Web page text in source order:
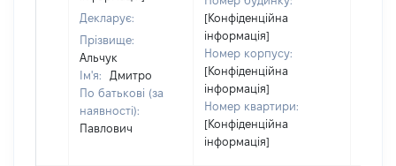
Декларує:
Прізвище:
Альчук
Ім'я:
Дмитро
По батькові (за
наявності):
Павлович
[Конфіденційна
інформація]
Номер корпусу:
[Конфіденційна
інформація]
Номер квартири:
[Конфіденційна
інформація]